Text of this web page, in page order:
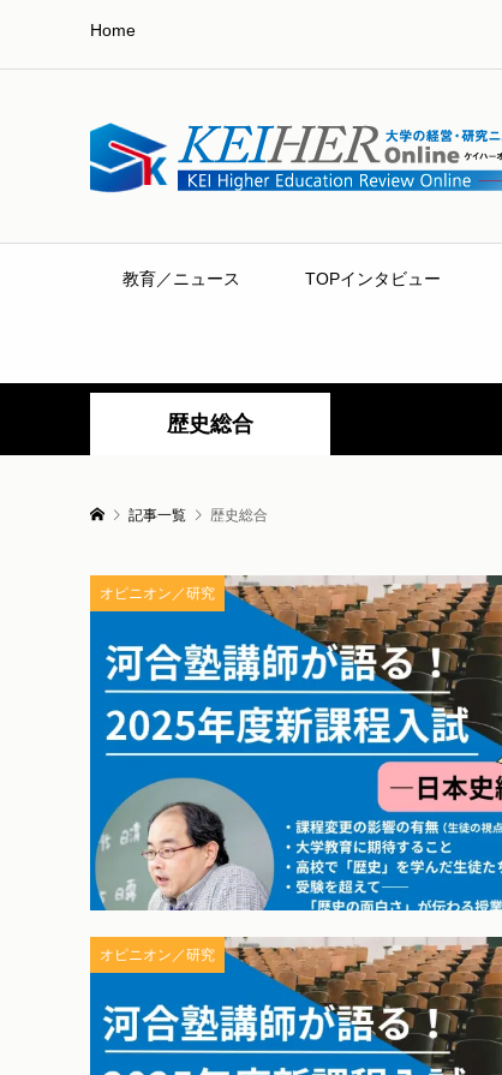
Home
教育／ニュース TOPインタビュー
歴史総合
記事一覧 歴史総合
オピニオン／研究
オピニオン／研究